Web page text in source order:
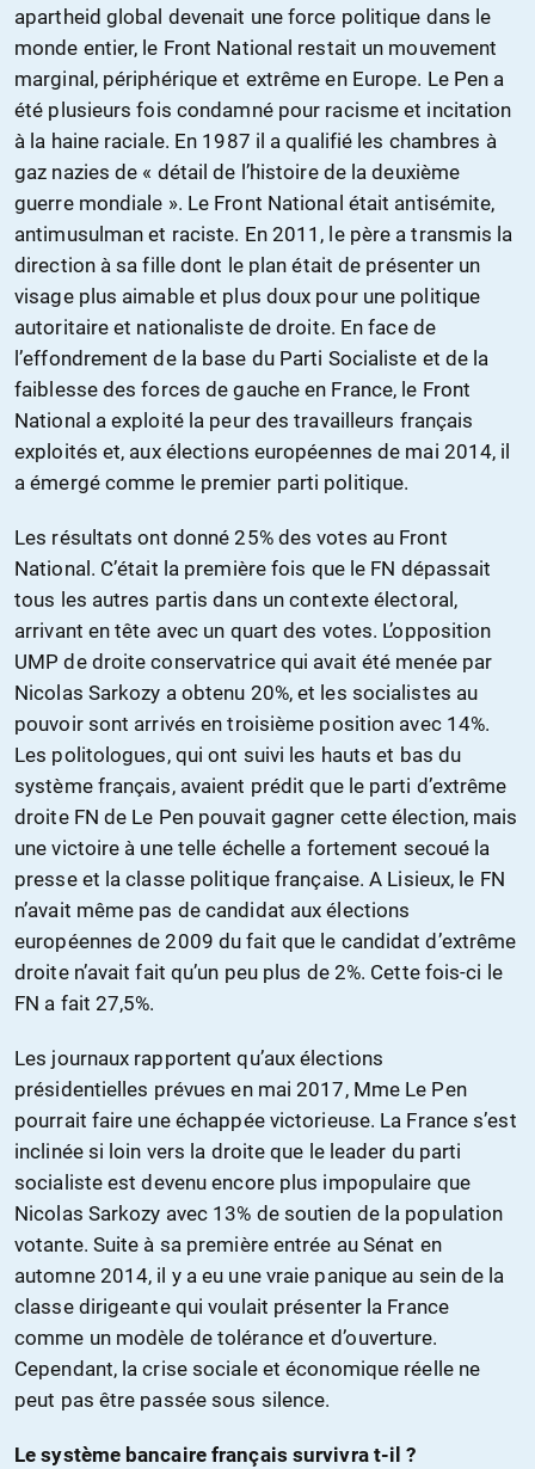
apartheid global devenait une force politique dans le
monde entier, le Front National restait un mouvement
marginal, périphérique et extrême en Europe. Le Pen a
été plusieurs fois condamné pour racisme et incitation
à la haine raciale. En 1987 il a qualifié les chambres à
gaz nazies de « détail de l’histoire de la deuxième
guerre mondiale ». Le Front National était antisémite,
antimusulman et raciste. En 2011, le père a transmis la
direction à sa fille dont le plan était de présenter un
visage plus aimable et plus doux pour une politique
autoritaire et nationaliste de droite. En face de
l’effondrement de la base du Parti Socialiste et de la
faiblesse des forces de gauche en France, le Front
National a exploité la peur des travailleurs français
exploités et, aux élections européennes de mai 2014, il
a émergé comme le premier parti politique.
Les résultats ont donné 25% des votes au Front
National. C’était la première fois que le FN dépassait
tous les autres partis dans un contexte électoral,
arrivant en tête avec un quart des votes. L’opposition
UMP de droite conservatrice qui avait été menée par
Nicolas Sarkozy a obtenu 20%, et les socialistes au
pouvoir sont arrivés en troisième position avec 14%.
Les politologues, qui ont suivi les hauts et bas du
système français, avaient prédit que le parti d’extrême
droite FN de Le Pen pouvait gagner cette élection, mais
une victoire à une telle échelle a fortement secoué la
presse et la classe politique française. A Lisieux, le FN
n’avait même pas de candidat aux élections
européennes de 2009 du fait que le candidat d’extrême
droite n’avait fait qu’un peu plus de 2%. Cette fois-ci le
FN a fait 27,5%.
Les journaux rapportent qu’aux élections
présidentielles prévues en mai 2017, Mme Le Pen
pourrait faire une échappée victorieuse. La France s’est
inclinée si loin vers la droite que le leader du parti
socialiste est devenu encore plus impopulaire que
Nicolas Sarkozy avec 13% de soutien de la population
votante. Suite à sa première entrée au Sénat en
automne 2014, il y a eu une vraie panique au sein de la
classe dirigeante qui voulait présenter la France
comme un modèle de tolérance et d’ouverture.
Cependant, la crise sociale et économique réelle ne
peut pas être passée sous silence.
Le système bancaire français survivra t-il ?